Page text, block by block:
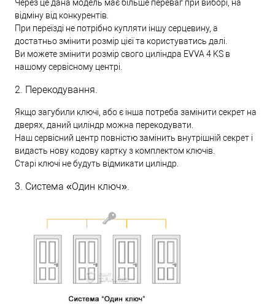
Через це дана модель має більше переваг при виборі, на
відміну від конкурентів.
При переїзді не потрібно купляти іншу серцевину, а
достатньо змінити розмір цієї та користуватись далі.
Ви можете змінити розмір свого циліндра EVVA 4 KS в
нашому сервісному центрі.
2. Перекодування.
Якщо загубили ключі, або є інша потреба замінити секрет на
дверях, даний циліндр можна перекодувати.
Наш сервісний центр повністю замінить внутрішній секрет і
видасть нову кодову картку з комплектом ключів.
Старі ключі не будуть відмикати циліндр.
3. Система «Один ключ».